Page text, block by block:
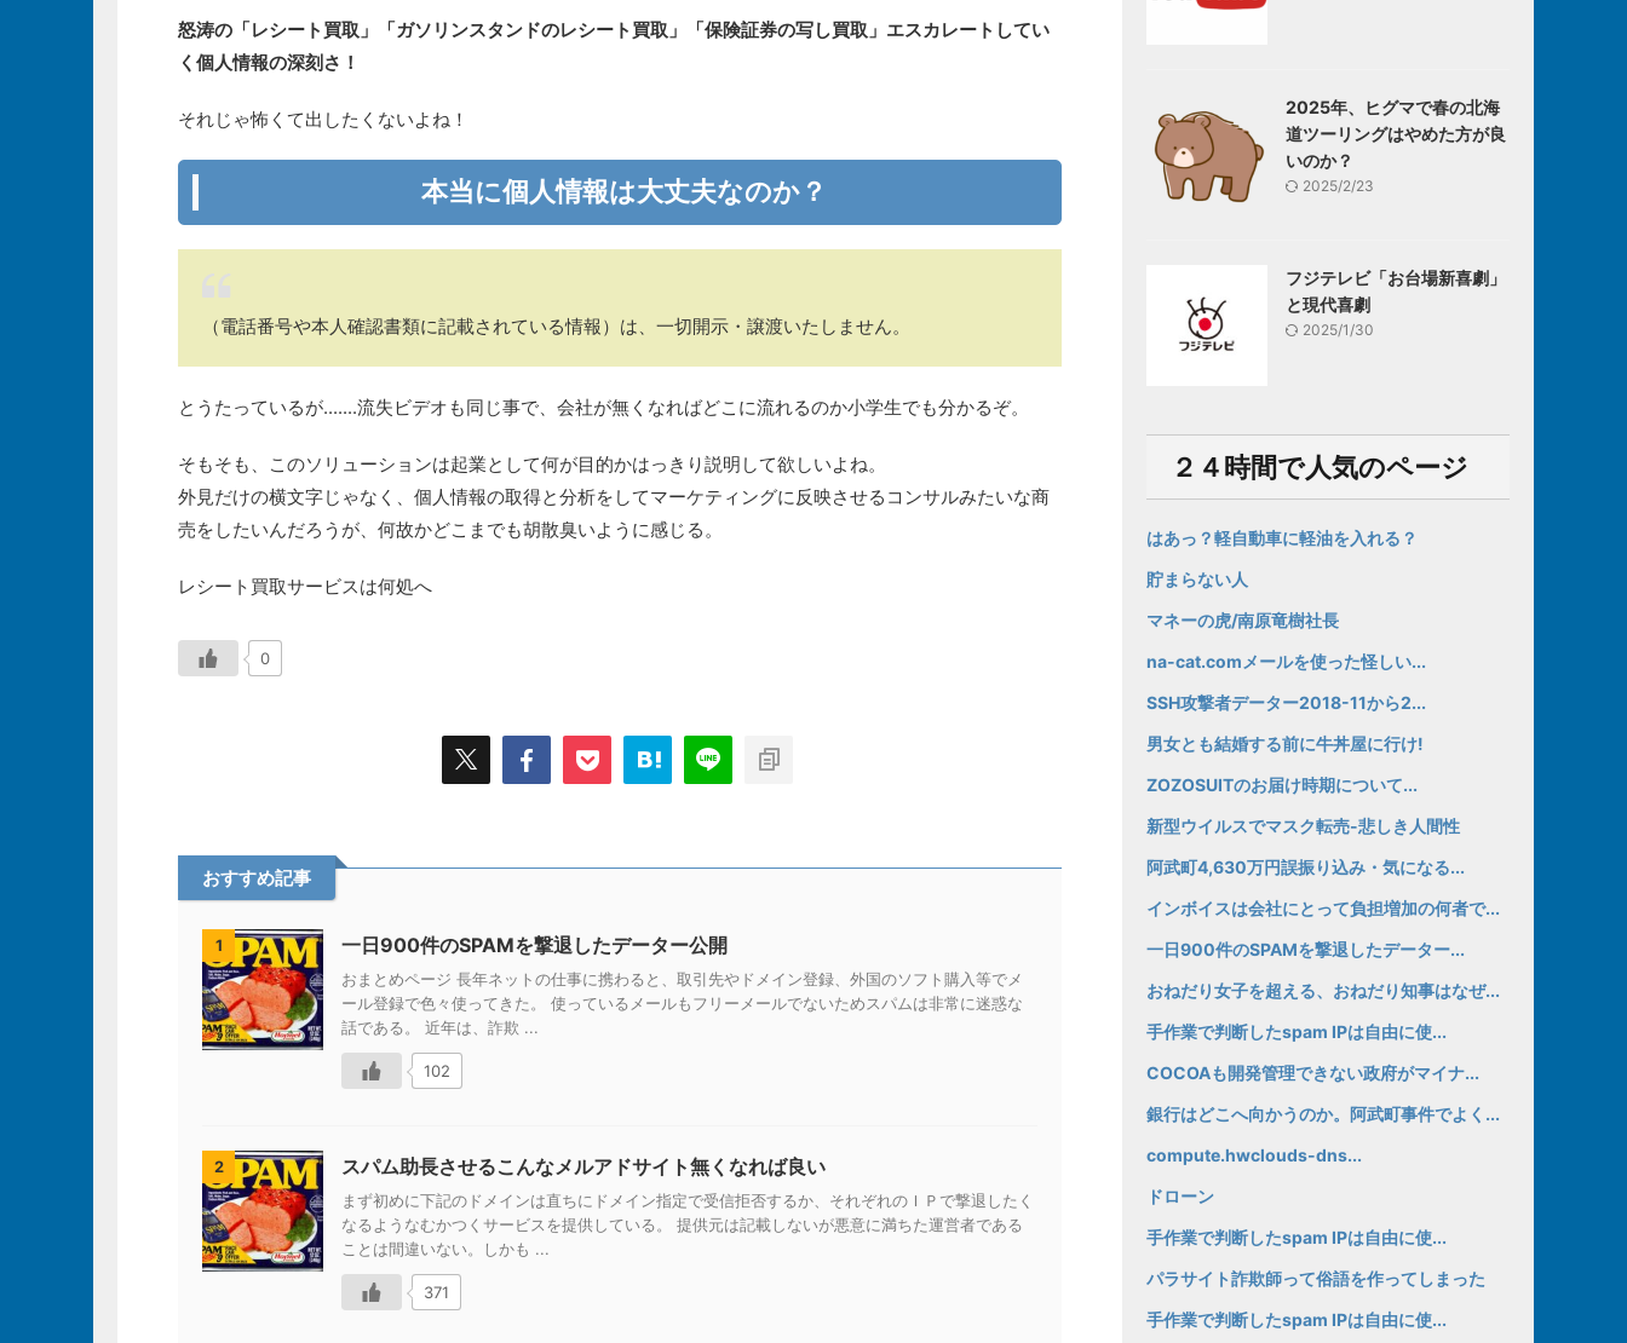
怒涛の「レシート買取」「ガソリンスタンドのレシート買取」「保険証券の写し買取」エスカレートしてい
く個人情報の深刻さ！
それじゃ怖くて出したくないよね！
本当に個人情報は大丈夫なのか？
（電話番号や本人確認書類に記載されている情報）は、一切開示・譲渡いたしません。
とうたっているが.......流失ビデオも同じ事で、会社が無くなればどこに流れるのか小学生でも分かるぞ。
そもそも、このソリューションは起業として何が目的かはっきり説明して欲しいよね。
外見だけの横文字じゃなく、個人情報の取得と分析をしてマーケティングに反映させるコンサルみたいな商
売をしたいんだろうが、何故かどこまでも胡散臭いように感じる。
レシート買取サービスは何処へ
0
おすすめ記事
1 一日900件のSPAMを撃退したデーター公開
おまとめページ 長年ネットの仕事に携わると、取引先やドメイン登録、外国のソフト購入等でメ
ール登録で色々使ってきた。 使っているメールもフリーメールでないためスパムは非常に迷惑な
話である。 近年は、詐欺 ...
102
2 スパム助長させるこんなメルアドサイト無くなれば良い
まず初めに下記のドメインは直ちにドメイン指定で受信拒否するか、それぞれのＩＰで撃退したく
なるようなむかつくサービスを提供している。 提供元は記載しないが悪意に満ちた運営者である
ことは間違いない。しかも ...
371
2025年、ヒグマで春の北海
道ツーリングはやめた方が良
いのか？
2025/2/23
フジテレビ「お台場新喜劇」
と現代喜劇
2025/1/30
２４時間で人気のページ
はあっ？軽自動車に軽油を入れる？
貯まらない人
マネーの虎/南原竜樹社長
na-cat.comメールを使った怪しい...
SSH攻撃者データー2018-11から2...
男女とも結婚する前に牛丼屋に行け!
ZOZOSUITのお届け時期について...
新型ウイルスでマスク転売-悲しき人間性
阿武町4,630万円誤振り込み・気になる...
インボイスは会社にとって負担増加の何者で...
一日900件のSPAMを撃退したデーター...
おねだり女子を超える、おねだり知事はなぜ...
手作業で判断したspam IPは自由に使...
COCOAも開発管理できない政府がマイナ...
銀行はどこへ向かうのか。阿武町事件でよく...
compute.hwclouds-dns...
ドローン
手作業で判断したspam IPは自由に使...
パラサイト詐欺師って俗語を作ってしまった
手作業で判断したspam IPは自由に使...